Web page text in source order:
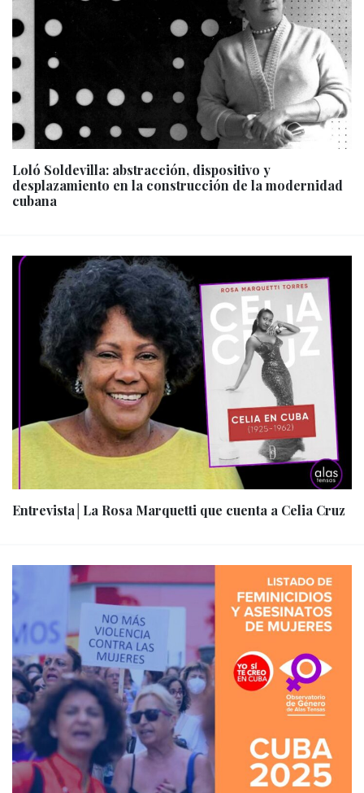
Loló Soldevilla: abstracción, dispositivo y
desplazamiento en la construcción de la modernidad
cubana
Entrevista│La Rosa Marquetti que cuenta a Celia Cruz